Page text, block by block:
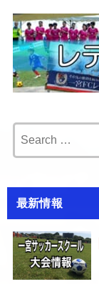
最新情報